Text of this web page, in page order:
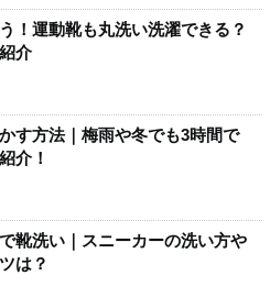
！運動靴も丸洗い洗濯できる？
介
す方法｜梅雨や冬でも3時間で
介！
靴洗い｜スニーカーの洗い方や
は？